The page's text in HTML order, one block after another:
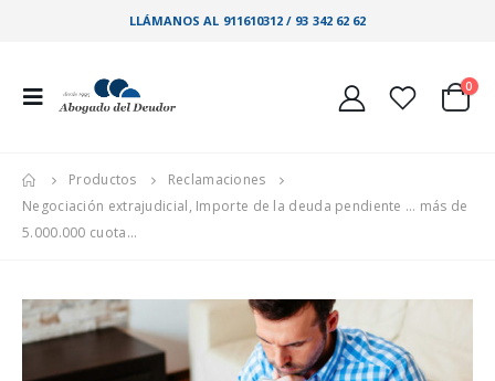
LLÁMANOS AL 911610312 / 93 342 62 62
0
Productos
Reclamaciones
Negociación extrajudicial, Importe de la deuda pendiente … más de
5.000.000 cuota…